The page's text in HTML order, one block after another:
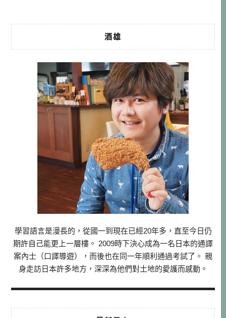
酒雄
學習語言是漫長的，從國一到現在已經20年多，直至今日仍
期許自己能更上一層樓。 2009時下決心成為一名日本的通譯
案內士（口譯導遊），而後也在同一年順利通過考試了。 親
身走訪日本許多地方，深深為他們對土地的愛護而感動。